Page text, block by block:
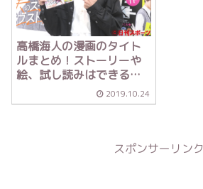
高橋海人の漫画のタイト
ルまとめ！ストーリーや
絵、試し読みはできる？
【ダウンタウンDX】2019.10.24
スポンサーリンク